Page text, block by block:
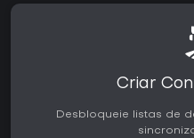
Criar
Desbloqueie listas de